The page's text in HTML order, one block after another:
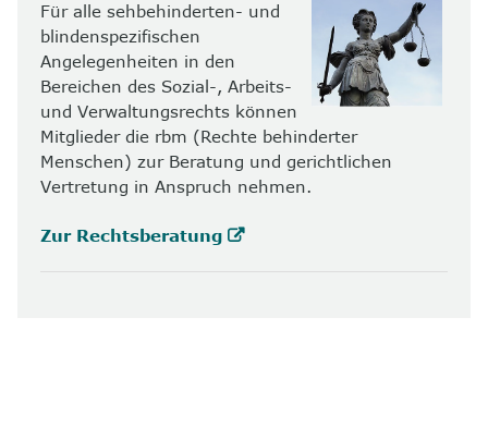
Für alle sehbehinderten- und
blindenspezifischen
Angelegenheiten in den
Bereichen des Sozial-, Arbeits-
und Verwaltungsrechts können
Mitglieder die rbm (Rechte behinderter
Menschen) zur Beratung und gerichtlichen
Vertretung in Anspruch nehmen.
Zur Rechtsberatung